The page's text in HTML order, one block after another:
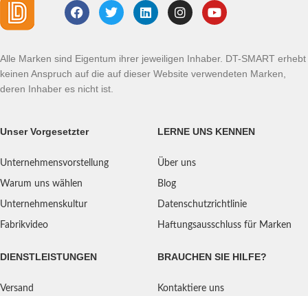
Alle Marken sind Eigentum ihrer jeweiligen Inhaber. DT-SMART erhebt
keinen Anspruch auf die auf dieser Website verwendeten Marken,
deren Inhaber es nicht ist.
Unser Vorgesetzter
Unternehmensvorstellung
Warum uns wählen
Unternehmenskultur
Fabrikvideo
LERNE UNS KENNEN
Über uns
Blog
Datenschutzrichtlinie
Haftungsausschluss für Marken
DIENSTLEISTUNGEN
Versand
BRAUCHEN SIE HILFE?
Kontaktiere uns